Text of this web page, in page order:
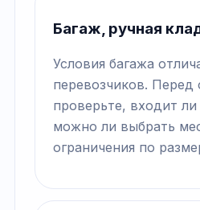
Багаж, ручная
Условия багажа
перевозчиков. Перед
проверьте, входит
можно ли выбрать
ограничения по